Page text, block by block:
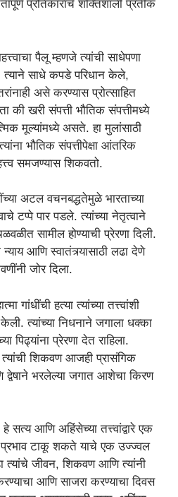
प्रतिकाराचे शक्तिशाली प्रतीक
पैलू म्हणजे त्यांची साधेपणा
त्याने साधे कपडे परिधान केले,
असे करण्यास प्रोत्साहित
की खरी संपत्ती भौतिक संपत्तीमध्ये
मूल्यांमध्ये असते. हा मुलांसाठी
भौतिक संपत्तीपेक्षा आंतरिक
समजण्यास शिकवतो.
अटल वचनबद्धतेमुळे भारताच्या
टप्पे पार पडले. त्यांच्या नेतृत्वाने
सामील होण्याची प्रेरणा दिली.
आणि स्वातंत्र्यासाठी लढा देणे
जोर दिला.
गांधींची हत्या त्यांच्या तत्त्वांशी
त्यांच्या निधनाने जगाला धक्का
पिढ्यांना प्रेरणा देत राहिला.
शिकवण आजही प्रासंगिक
भरलेल्या जगात आशेचा किरण
सत्य आणि अहिंसेच्या तत्त्वांद्वारे एक
प्रभाव टाकू शकते याचे एक उज्ज्वल
त्यांचे जीवन, शिकवण आणि त्यांनी
आणि साजरा करण्याचा दिवस